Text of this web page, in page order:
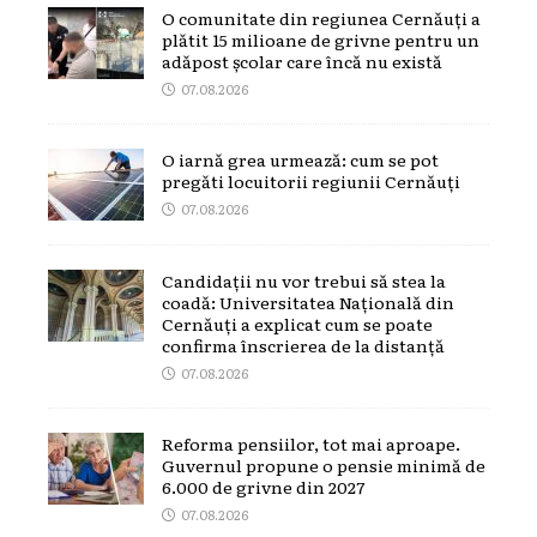
O comunitate din regiunea Cernăuți a
plătit 15 milioane de grivne pentru un
adăpost școlar care încă nu există
07.08.2026
O iarnă grea urmează: cum se pot
pregăti locuitorii regiunii Cernăuți
07.08.2026
Candidații nu vor trebui să stea la
coadă: Universitatea Națională din
Cernăuți a explicat cum se poate
confirma înscrierea de la distanță
07.08.2026
Reforma pensiilor, tot mai aproape.
Guvernul propune o pensie minimă de
6.000 de grivne din 2027
07.08.2026